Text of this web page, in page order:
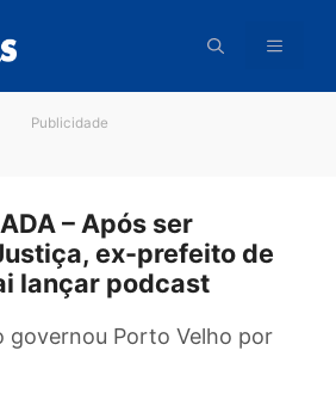
– Após ser
ex-prefeito de
governou Porto Velho por